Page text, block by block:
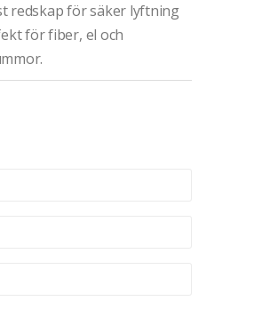
redskap för säker lyftning
för fiber, el och